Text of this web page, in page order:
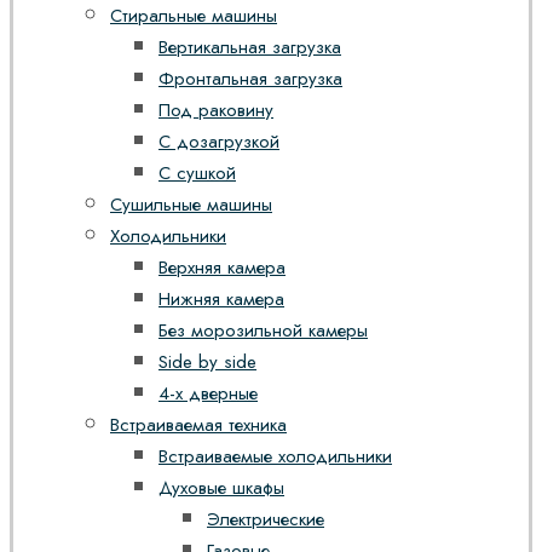
Стиральные машины
Вертикальная загрузка
Фронтальная загрузка
Под раковину
С дозагрузкой
С сушкой
Сушильные машины
Холодильники
Верхняя камера
Нижняя камера
Без морозильной камеры
Side by side
4-х дверные
Встраиваемая техника
Встраиваемые холодильники
Духовые шкафы
Электрические